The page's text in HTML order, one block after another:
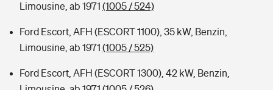
Limousine, ab 1971 (1005 / 524)
Ford Escort, AFH (ESCORT 1100), 35 kW, Benzin,
Limousine, ab 1971 (1005 / 525)
Ford Escort, AFH (ESCORT 1300), 42 kW, Benzin,